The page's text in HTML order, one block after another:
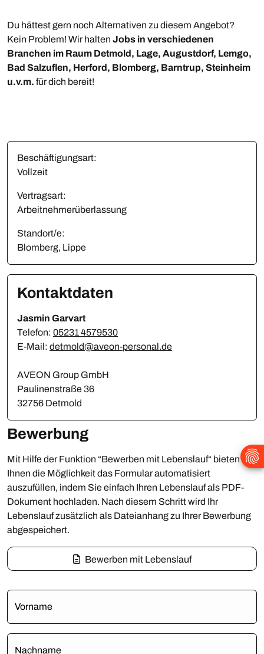
Du hättest gern noch Alternativen zu diesem Angebot?
Kein Problem! Wir halten Jobs in verschiedenen
Branchen im Raum Detmold, Lage, Augustdorf, Lemgo,
Bad Salzuflen, Herford, Blomberg, Barntrup, Steinheim
u.v.m. für dich bereit!
Beschäftigungsart:
Vollzeit
Vertragsart:
Arbeitnehmerüberlassung
Standort/e:
Blomberg, Lippe
Kontaktdaten
Jasmin Garvart
Telefon: 05231 4579530
E-Mail: detmold@aveon-personal.de
AVEON Group GmbH
Paulinenstraße 36
32756 Detmold
Bewerbung
Mit Hilfe der Funktion “Bewerben mit Lebenslauf“ bieten wir
Ihnen die Möglichkeit das Formular automatisiert
auszufüllen, indem Sie einfach Ihren Lebenslauf als PDF-
Dokument hochladen. Nach diesem Schritt wird Ihr
Lebenslauf zusätzlich als Dateianhang zu Ihrer Bewerbung
abgespeichert.
Bewerben mit Lebenslauf
Vorname
Nachname